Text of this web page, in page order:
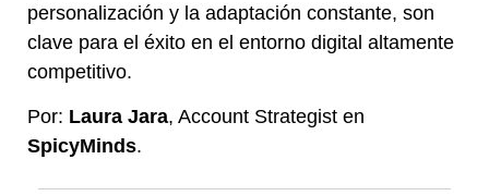
personalización y la adaptación constante, son
clave para el éxito en el entorno digital altamente
competitivo.
Por: Laura Jara, Account Strategist en
SpicyMinds.